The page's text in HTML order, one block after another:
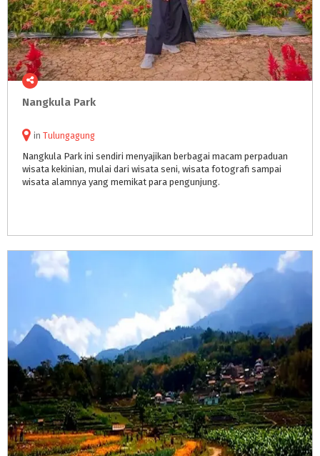
Nangkula Park
in Tulungagung
Nangkula Park ini sendiri menyajikan berbagai macam perpaduan
wisata kekinian, mulai dari wisata seni, wisata fotografi sampai
wisata alamnya yang memikat para pengunjung.